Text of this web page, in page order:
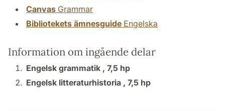
Canvas Grammar
Bibliotekets ämnesguide Engelska
Information om ingående delar
Engelsk grammatik , 7,5 hp
Engelsk litteraturhistoria , 7,5 hp